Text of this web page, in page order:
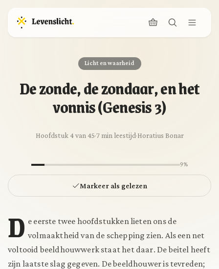
Licht en waarheid
De zonde, de zondaar, en het
vonnis (Genesis 3)
Hoofdstuk 4 van 45·7 min leestijd·Horatius Bonar
9%
Markeer als gelezen
D e eerste twee hoofdstukken lieten ons de
volmaaktheid van de schepping zien. Als een net
voltooid beeldhouwwerk staat het daar. De beitel heeft
zijn laatste slag gegeven. De beeldhouwer is tevreden;